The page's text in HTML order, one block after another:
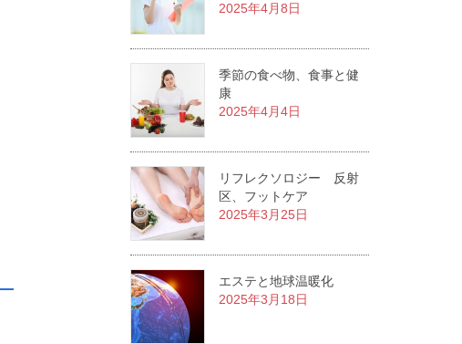
2025年4月8日
季節の食べ物、食事と健
康
2025年4月4日
リフレクソロジー 反射
区、フットケア
2025年3月25日
エステと地球温暖化
2025年3月18日